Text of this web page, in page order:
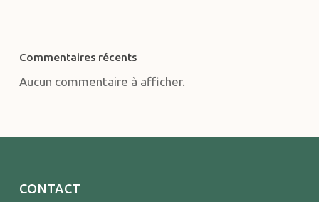
Commentaires récents
Aucun commentaire à afficher.
CONTACT